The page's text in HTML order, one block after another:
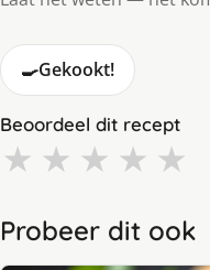
🍳Gekookt!
Beoordeel dit recept
★ ★ ★ ★ ★
Probeer dit ook